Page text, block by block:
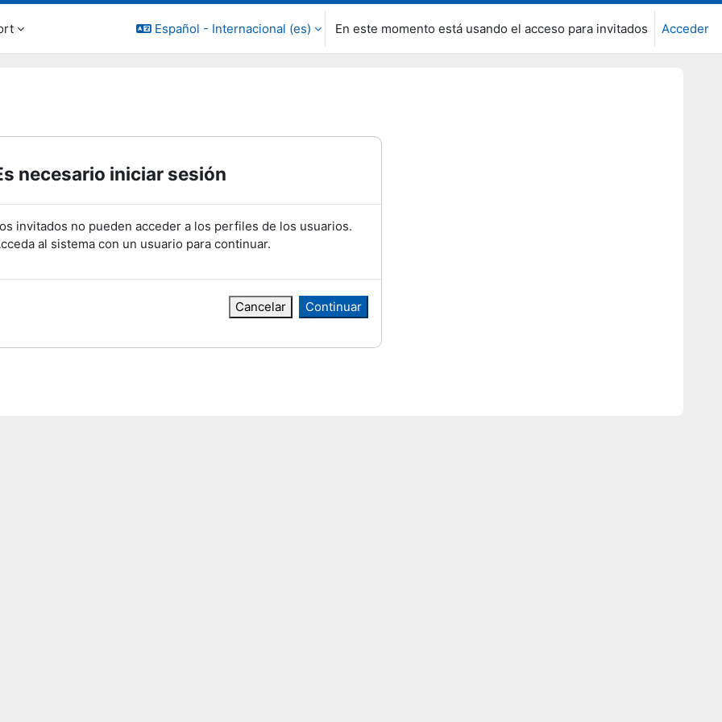
Español - Internacional ‎(es)‎ En este momento está usando el acceso para invitados Acceder
necesario iniciar sesión
invitados no pueden acceder a los perfiles de los usuarios.
al sistema con un usuario para continuar.
Cancelar Continuar